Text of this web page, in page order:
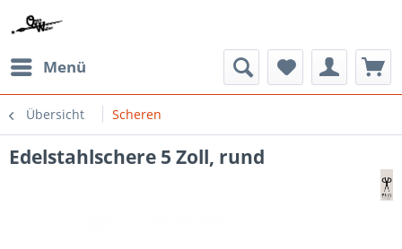
Menü
Übersicht Scheren
Edelstahlschere 5 Zoll, rund